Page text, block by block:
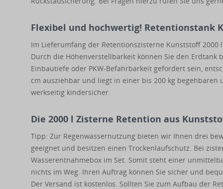
Flexibel und hochwertig! Retentionstank
Im Lieferumfang der Retentionszisterne Kunststoff
Durch die Höhenverstellbarkeit können Sie den
Einbautiefe oder PKW-Befahrbarkeit gefordert sein,
cm ausziehbar und liegt in einer bis 200 kg
werkseitig kindersicher.
Die 2000 l Zisterne Retention aus
Tipp: Zur Regenwassernutzung bieten wir Ihnen drei
geeignet und besitzen einen Trockenlaufschutz. Bei
Wasserentnahmebox im Set. Somit steht einer
nichts im Weg. Ihren Auftrag können Sie sicher und
Der Versand ist kostenlos. Sollten Sie zum Aufbau der